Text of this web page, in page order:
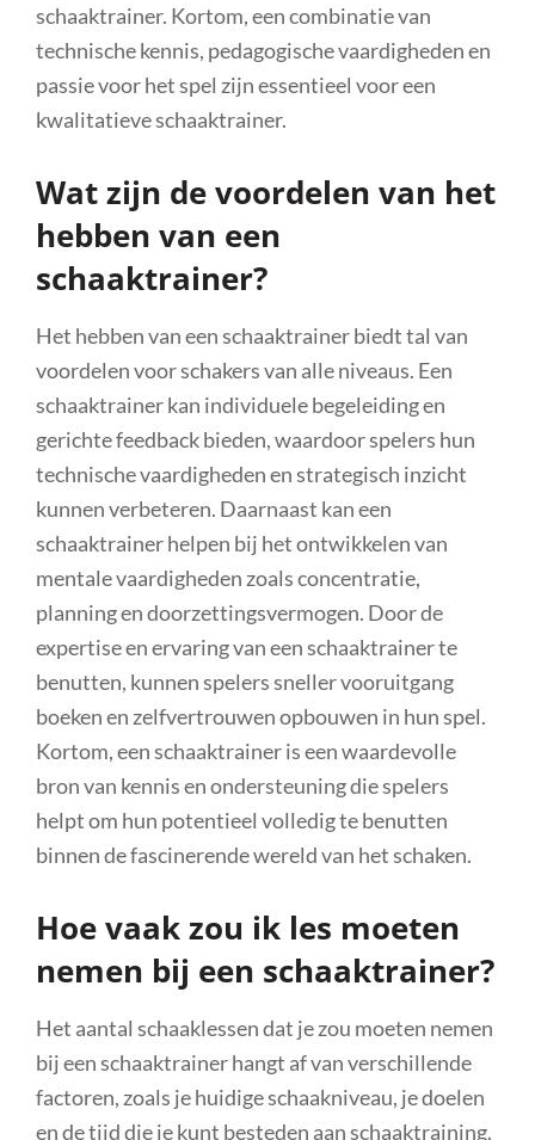
schaaktrainer. Kortom, een combinatie van
technische kennis, pedagogische vaardigheden en
passie voor het spel zijn essentieel voor een
kwalitatieve schaaktrainer.
Wat zijn de voordelen van het
hebben van een
schaaktrainer?
Het hebben van een schaaktrainer biedt tal van
voordelen voor schakers van alle niveaus. Een
schaaktrainer kan individuele begeleiding en
gerichte feedback bieden, waardoor spelers hun
technische vaardigheden en strategisch inzicht
kunnen verbeteren. Daarnaast kan een
schaaktrainer helpen bij het ontwikkelen van
mentale vaardigheden zoals concentratie,
planning en doorzettingsvermogen. Door de
expertise en ervaring van een schaaktrainer te
benutten, kunnen spelers sneller vooruitgang
boeken en zelfvertrouwen opbouwen in hun spel.
Kortom, een schaaktrainer is een waardevolle
bron van kennis en ondersteuning die spelers
helpt om hun potentieel volledig te benutten
binnen de fascinerende wereld van het schaken.
Hoe vaak zou ik les moeten
nemen bij een schaaktrainer?
Het aantal schaaklessen dat je zou moeten nemen
bij een schaaktrainer hangt af van verschillende
factoren, zoals je huidige schaakniveau, je doelen
en de tijd die je kunt besteden aan schaaktraining.